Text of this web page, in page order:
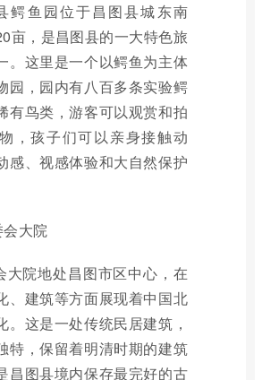
鳄鱼园位于昌图县城东南
亩，是昌图县的一大特色旅
。这里是一个以鳄鱼为主体
园，园内有八百多条实验鳄
有鸟类，游客可以观赏和拍
，孩子们可以亲身接触动
感、视感体验和大自然保护
大院
大院地处昌图市区中心，在
、建筑等方面展现着中国北
。这是一处传统民居建筑，
特，保留着明清时期的建筑
昌图县境内保存最完好的古